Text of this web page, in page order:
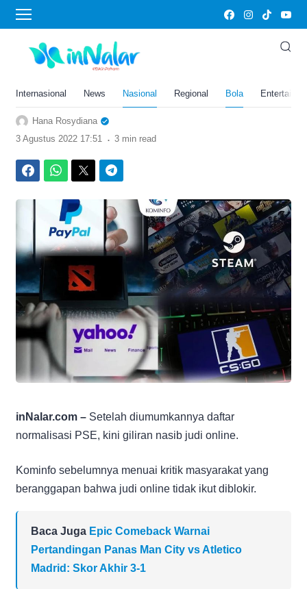
Internasional News Nasional Regional Bola
Home›Bola
Judi Online Masih Aman,
Kominfo: Tahap Evaluasi
Dulu Sebelum Blokir
Hana Rosydiana
3 Agustus 2022 17:51 . 3 min read
inNalar.com – Setelah diumumkannya daftar
normalisasi PSE, kini giliran nasib judi online.
Kominfo sebelumnya menuai kritik masyarakat yang
beranggapan bahwa judi online tidak ikut diblokir.
Baca Juga Epic Comeback Warnai
Pertandingan Panas Man City vs Atletico
Madrid: Skor Akhir 3-1